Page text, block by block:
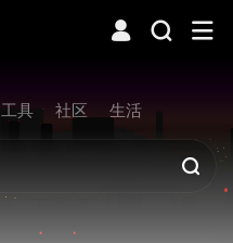
工具 社区 生活